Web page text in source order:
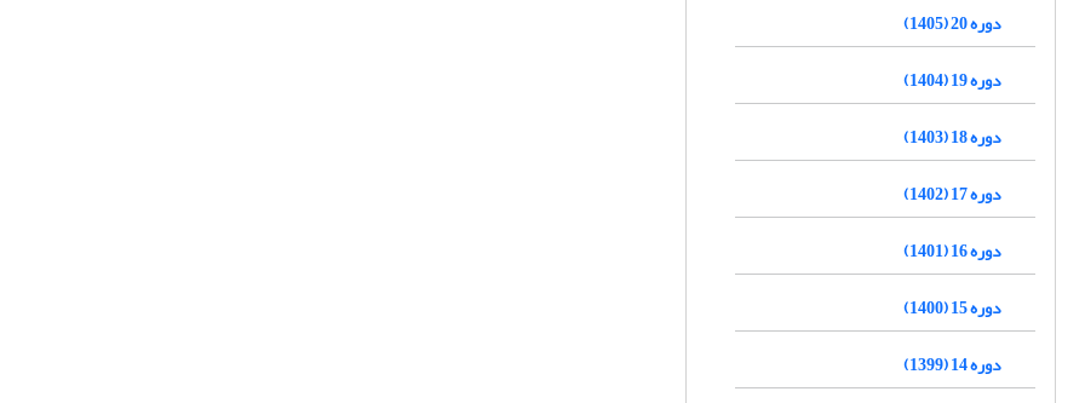
دوره 20 (1405)
دوره 19 (1404)
دوره 18 (1403)
دوره 17 (1402)
دوره 16 (1401)
دوره 15 (1400)
دوره 14 (1399)